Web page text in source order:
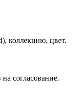
коллекцию, цвет.
согласование.